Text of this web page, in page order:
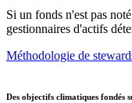
Si un fonds n'est pas
gestionnaires d'actifs
Méthodologie de
Des objectifs climatiques fondés